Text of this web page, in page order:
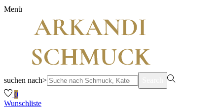
Menü
suchen nach>
0
Wunschliste